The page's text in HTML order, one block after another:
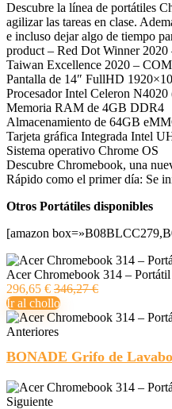
Descubre la línea de portátiles
agilizar las tareas en clase.
e incluso dejar algo de tiempo
product – Red Dot Winner
Taiwan Excellence 2020 –
Pantalla de 14″ FullHD
Procesador Intel Celeron
Memoria RAM de 4GB DDR4
Almacenamiento de 64GB
Tarjeta gráfica Integrada Intel
Sistema operativo Chrome OS
Descubre Chromebook, una
Rápido como el primer día: Se
Otros Portátiles disponibles
[amazon
Acer Chromebook 314 –
296,65 € 346,27 €
Ir al chollo
Anteriores
BONADE Grifo de
Siguiente